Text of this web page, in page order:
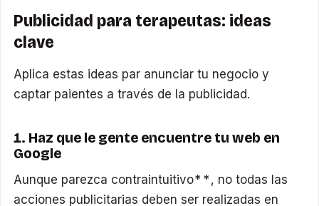
Publicidad para terapeutas: ideas
clave
Aplica estas ideas par anunciar tu negocio y
captar paientes a través de la publicidad.
1. Haz que le gente encuentre tu web en
Google
Aunque parezca contraintuitivo**, no todas las
acciones publicitarias deben ser realizadas en